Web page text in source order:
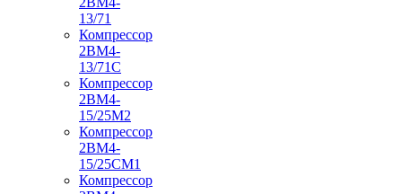
13/71
Компрессор
2ВМ4-
13/71С
Компрессор
2ВМ4-
15/25М2
Компрессор
2ВМ4-
15/25СМ1
Компрессор